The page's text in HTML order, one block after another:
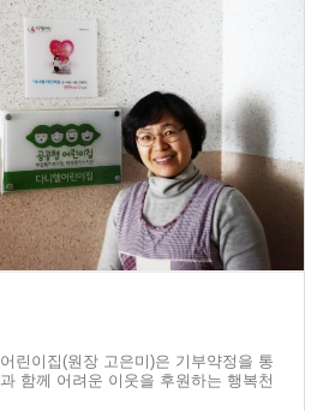
린이집(원장 고은미)은 기부약정을 통
함께 어려운 이웃을 후원하는 행복천